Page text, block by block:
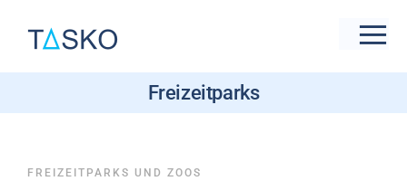
Inhalt
springen
Live-Präsentation new
Freizeitparks
FREIZEITPARKS UND ZOOS